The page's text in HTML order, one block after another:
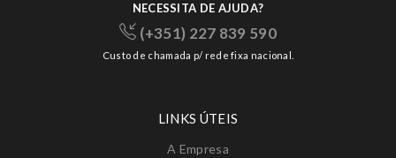
NECESSITA DE AJUDA?
(+351) 227 839 590
Custo de chamada p/ rede fixa nacional.
LINKS ÚTEIS
A Empresa